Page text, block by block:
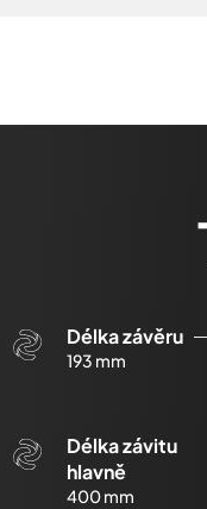
Délka závěru
193 mm
Délka závitu
hlavně
400 mm